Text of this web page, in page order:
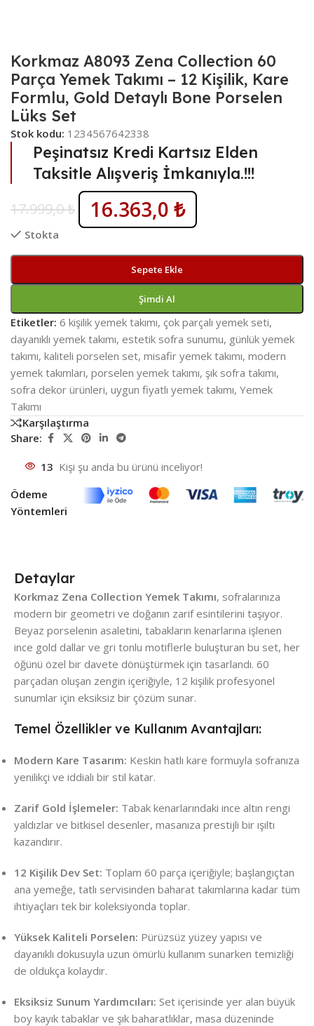
Korkmaz A8093 Zena Collection 60
Parça Yemek Takımı – 12 Kişilik, Kare
Formlu, Gold Detaylı Bone Porselen
Lüks Set
Stok kodu: 1234567642338
Peşinatsız Kredi Kartsız Elden
Taksitle Alışveriş İmkanıyla.!!!
17.999,0₺ 16.363,0 ₺
Stokta
Sepete Ekle
Şimdi Al
Etiketler: 6 kişilik yemek takımı, çok parçalı yemek seti,
dayanıklı yemek takımı, estetik sofra sunumu, günlük yemek
takımı, kaliteli porselen set, misafir yemek takımı, modern
yemek takımları, porselen yemek takımı, şık sofra takımı,
sofra dekor ürünleri, uygun fiyatlı yemek takımı, Yemek
Takımı
Karşılaştırma
Share:
13 Kişi şu anda bu ürünü inceliyor!
Ödeme
Yöntemleri
Detaylar
Korkmaz Zena Collection Yemek Takımı, sofralarınıza
modern bir geometri ve doğanın zarif esintilerini taşıyor.
Beyaz porselenin asaletini, tabakların kenarlarına işlenen
ince gold dallar ve gri tonlu motiflerle buluşturan bu set, her
öğünü özel bir davete dönüştürmek için tasarlandı. 60
parçadan oluşan zengin içeriğiyle, 12 kişilik profesyonel
sunumlar için eksiksiz bir çözüm sunar.
Temel Özellikler ve Kullanım Avantajları:
Modern Kare Tasarım: Keskin hatlı kare formuyla sofranıza
yenilikçi ve iddialı bir stil katar.
Zarif Gold İşlemeler: Tabak kenarlarındaki ince altın rengi
yaldızlar ve bitkisel desenler, masanıza prestijli bir ışıltı
kazandırır.
12 Kişilik Dev Set: Toplam 60 parça içeriğiyle; başlangıçtan
ana yemeğe, tatlı servisinden baharat takımlarına kadar tüm
ihtiyaçları tek bir koleksiyonda toplar.
Yüksek Kaliteli Porselen: Pürüzsüz yüzey yapısı ve
dayanıklı dokusuyla uzun ömürlü kullanım sunarken temizliği
de oldukça kolaydır.
Eksiksiz Sunum Yardımcıları: Set içerisinde yer alan büyük
boy kayık tabaklar ve şık baharatlıklar, masa düzeninde